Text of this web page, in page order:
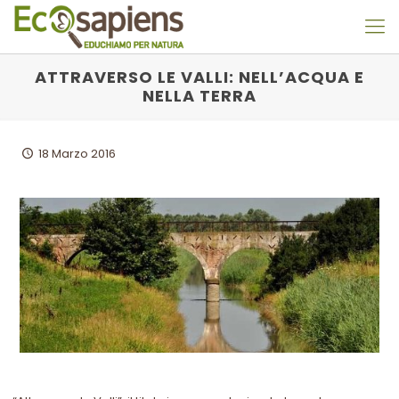
ATTRAVERSO LE VALLI: NELL’ACQUA E
NELLA TERRA
18 Marzo 2016